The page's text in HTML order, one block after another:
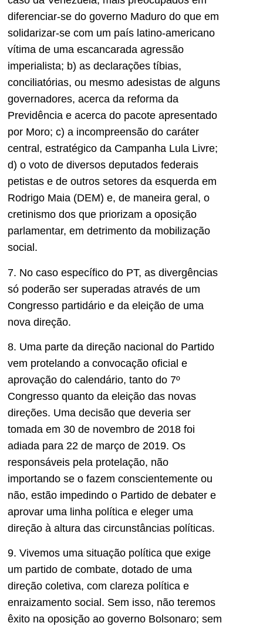
diferenciar-se do governo Maduro do que em
solidarizar-se com um país latino-americano
vítima de uma escancarada agressão
imperialista; b) as declarações tíbias,
conciliatórias, ou mesmo adesistas de alguns
governadores, acerca da reforma da
Previdência e acerca do pacote apresentado
por Moro; c) a incompreensão do caráter
central, estratégico da Campanha Lula Livre;
d) o voto de diversos deputados federais
petistas e de outros setores da esquerda em
Rodrigo Maia (DEM) e, de maneira geral, o
cretinismo dos que priorizam a oposição
parlamentar, em detrimento da mobilização
social.
7. No caso específico do PT, as divergências
só poderão ser superadas através de um
Congresso partidário e da eleição de uma
nova direção.
8. Uma parte da direção nacional do Partido
vem protelando a convocação oficial e
aprovação do calendário, tanto do 7º
Congresso quanto da eleição das novas
direções. Uma decisão que deveria ser
tomada em 30 de novembro de 2018 foi
adiada para 22 de março de 2019. Os
responsáveis pela protelação, não
importando se o fazem conscientemente ou
não, estão impedindo o Partido de debater e
aprovar uma linha política e eleger uma
direção à altura das circunstâncias políticas.
9. Vivemos uma situação política que exige
um partido de combate, dotado de uma
direção coletiva, com clareza política e
enraizamento social. Sem isso, não teremos
êxito na oposição ao governo Bolsonaro; sem